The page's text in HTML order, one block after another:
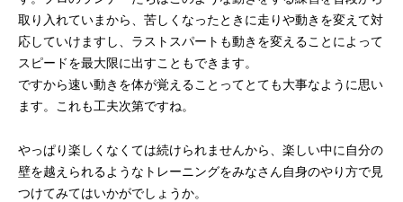
取り入れていまから、苦しくなったときに走りや動きを変えて対
応していけますし、ラストスパートも動きを変えることによって
スピードを最大限に出すこともできます。
ですから速い動きを体が覚えることってとても大事なように思い
ます。これも工夫次第ですね。
やっぱり楽しくなくては続けられませんから、楽しい中に自分の
壁を越えられるようなトレーニングをみなさん自身のやり方で見
つけてみてはいかがでしょうか。